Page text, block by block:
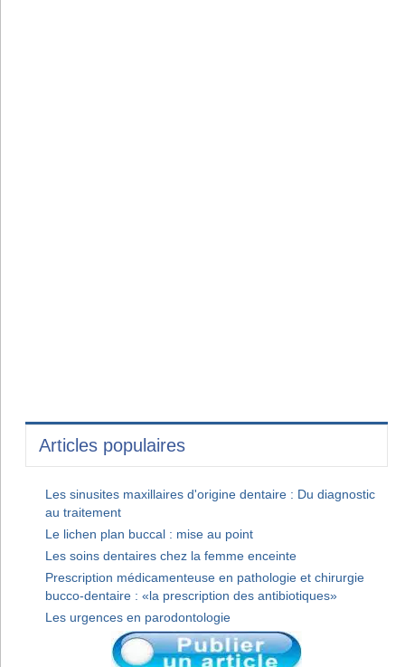
Articles populaires
Les sinusites maxillaires d'origine dentaire : Du diagnostic
au traitement
Le lichen plan buccal : mise au point
Les soins dentaires chez la femme enceinte
Prescription médicamenteuse en pathologie et chirurgie
bucco-dentaire : «la prescription des antibiotiques»
Les urgences en parodontologie